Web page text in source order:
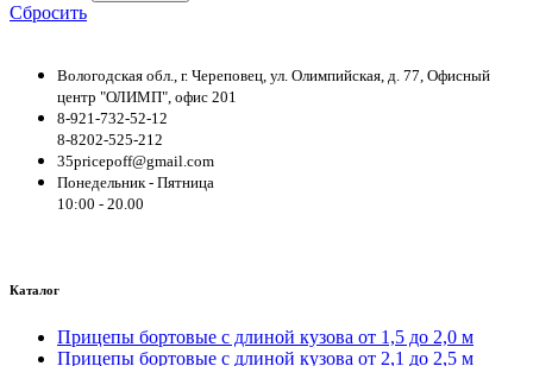
Сбросить
Вологодская обл., г. Череповец, ул. Олимпийская, д. 77, Офисный
центр "ОЛИМП", офис 201
8-921-732-52-12
8-8202-525-212
35pricepoff@gmail.com
Понедельник - Пятница
10:00 - 20.00
Каталог
Прицепы бортовые с длиной кузова от 1,5 до 2,0 м
Прицепы бортовые с длиной кузова от 2,1 до 2,5 м